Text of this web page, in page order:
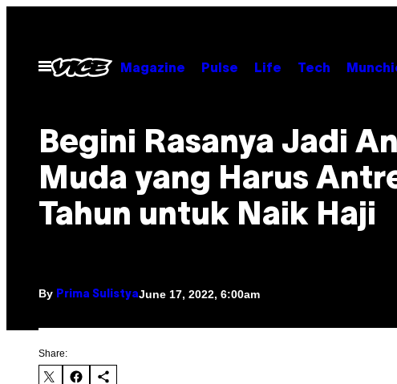
contentOpen
Menu
Magazine Pulse Life Tech
Begini Rasanya Jadi
Muda yang Harus
Tahun untuk Naik Haji
By Prima SulistyaJune 17, 2022, 6:00am
Share: